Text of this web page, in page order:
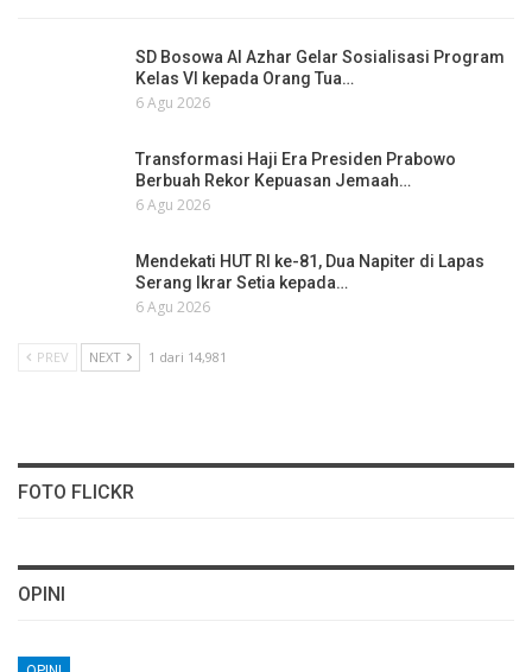
SD Bosowa Al Azhar Gelar Sosialisasi Program
Kelas VI kepada Orang Tua…
6 Agu 2026
Transformasi Haji Era Presiden Prabowo
Berbuah Rekor Kepuasan Jemaah…
6 Agu 2026
Mendekati HUT RI ke-81, Dua Napiter di Lapas
Serang Ikrar Setia kepada…
6 Agu 2026
PREV NEXT 1 dari 14,981
FOTO FLICKR
OPINI